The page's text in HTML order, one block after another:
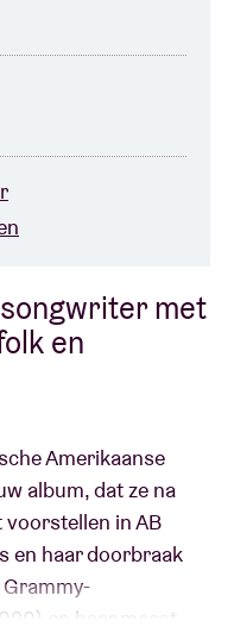
met
en
Amerikaanse
album, dat ze na
in AB
en haar doorbraak
en haar meest